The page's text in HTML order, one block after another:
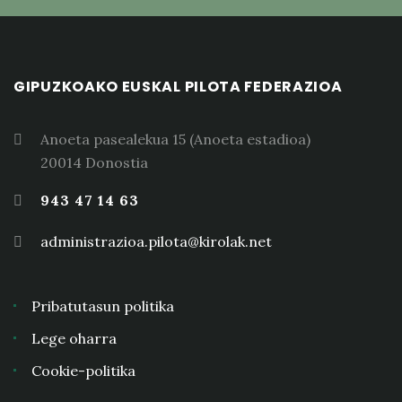
GIPUZKOAKO EUSKAL PILOTA FEDERAZIOA
Anoeta pasealekua 15 (Anoeta estadioa)
20014 Donostia
943 47 14 63
administrazioa.pilota@kirolak.net
Pribatutasun politika
Lege oharra
Cookie-politika